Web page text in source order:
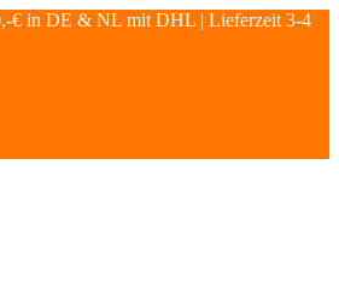
€ in DE & NL mit DHL | Lieferzeit 3-4